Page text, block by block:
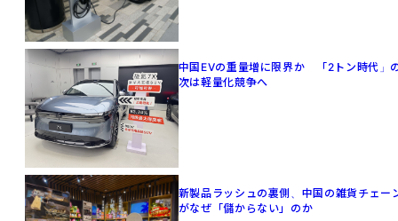
中国EVの重量増に限界か 「2トン時代」
次は軽量化競争へ
新製品ラッシュの裏側、中国の雑貨チェー
がなぜ「儲からない」のか